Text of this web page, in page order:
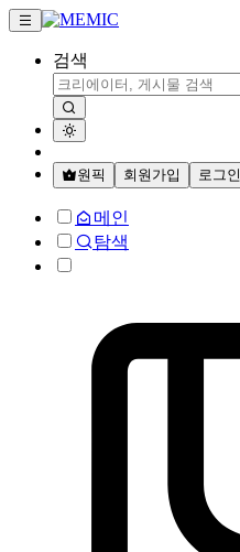
검색
원픽 회원가입 로그인
메인
탐색